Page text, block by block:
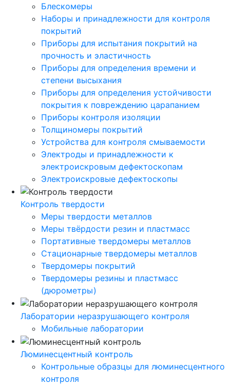
Блескомеры
Наборы и принадлежности для контроля
покрытий
Приборы для испытания покрытий на
прочность и эластичность
Приборы для определения времени и
степени высыхания
Приборы для определения устойчивости
покрытия к повреждению царапанием
Приборы контроля изоляции
Толщиномеры покрытий
Устройства для контроля смываемости
Электроды и принадлежности к
электроискровым дефектоскопам
Электроискровые дефектоскопы
Контроль твердости
Меры твердости металлов
Меры твёрдости резин и пластмасс
Портативные твердомеры металлов
Стационарные твердомеры металлов
Твердомеры покрытий
Твердомеры резины и пластмасс
(дюрометры)
Лаборатории неразрушающего контроля
Мобильные лаборатории
Люминесцентный контроль
Контрольные образцы для люминесцентного
контроля